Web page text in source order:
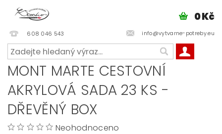
608 046 543 info@vytvarne-potreby.eu
0 Kč
MONT MARTE CESTOVNÍ
AKRYLOVÁ SADA 23 KS -
DŘEVĚNÝ BOX
Neohodnoceno